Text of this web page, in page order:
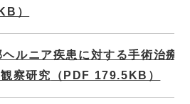
）
ヘルニア疾患に対する手術治療
察研究 （PDF 179.5KB）